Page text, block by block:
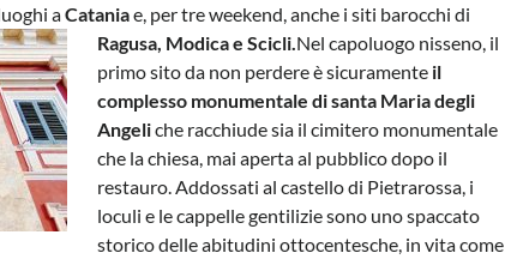
aCataniae, per tre weekend, anche i siti barocchi di
Ragusa, Modica e Scicli. Nel capoluogo nisseno, il
primo sito da non perdere è sicuramente il
complesso monumentale di santa Maria degli
Angeliche racchiude sia il cimitero monumentale
che la chiesa, mai aperta al pubblico dopo il
restauro. Addossati al castello di Pietrarossa, i
loculi e le cappelle gentilizie sono uno spaccato
storico delle abitudini ottocentesche, in vita come